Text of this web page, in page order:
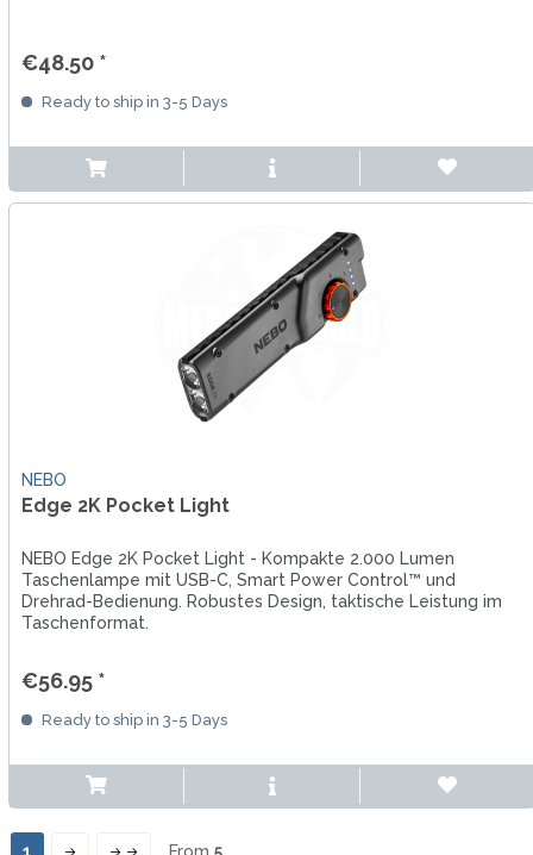
€48.50 *
Ready to ship in 3-5 Days
NEBO
Edge 2K Pocket Light
NEBO Edge 2K Pocket Light - Kompakte 2.000 Lumen
Taschenlampe mit USB-C, Smart Power Control™ und
Drehrad-Bedienung. Robustes Design, taktische Leistung im
Taschenformat.
€56.95 *
Ready to ship in 3-5 Days